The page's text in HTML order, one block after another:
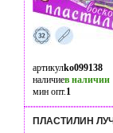
артикулko099138
наличиев наличии
мин опт.1
ПЛАСТИЛИН